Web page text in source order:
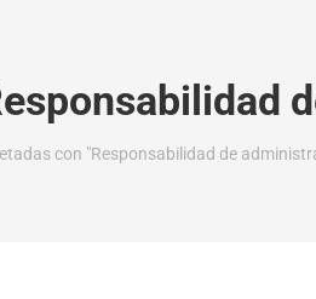
con "Responsabilidad de